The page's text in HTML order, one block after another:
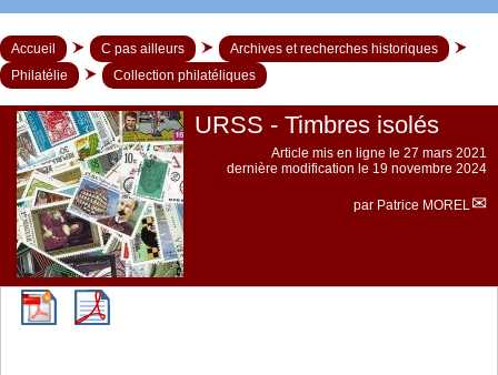
Accueil C pas ailleurs
Archives et recherches historiques
Philatélie
Collection philatéliques
URSS - Timbres isolés
Article mis en ligne le 27 mars 2021
dernière modification le 19 novembre 2024
par Patrice MOREL